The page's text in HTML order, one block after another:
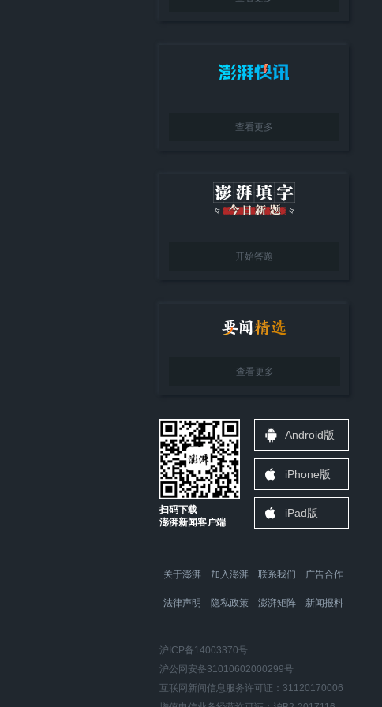
查看更多
开始答题
查看更多
扫码下载
澎湃新闻客户端
Android版
iPhone版
iPad版
关于澎湃 加入澎湃 联系我们 广告合作
法律声明 隐私政策 澎湃矩阵 新闻报料
沪ICP备14003370号
沪公网安备31010602000299号
互联网新闻信息服务许可证：31120170006